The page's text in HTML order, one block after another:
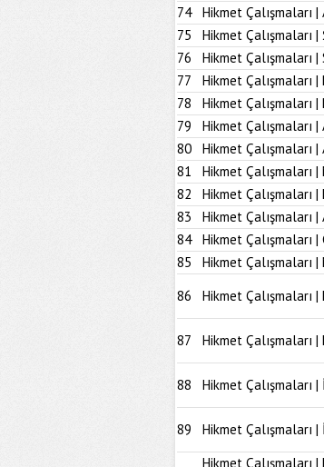
74
Hikmet Çalışmaları
75
Hikmet Çalışmaları
76
Hikmet Çalışmaları
77
Hikmet Çalışmaları
78
Hikmet Çalışmaları
79
Hikmet Çalışmaları
80
Hikmet Çalışmaları
81
Hikmet Çalışmaları
82
Hikmet Çalışmaları
83
Hikmet Çalışmaları
84
Hikmet Çalışmaları
85
Hikmet Çalışmaları
86
Hikmet Çalışmaları |
87 Hikmet Çalışmaları |
88 Hikmet Çalışmaları
89 Hikmet Çalışmaları
Hikmet Çalışmaları